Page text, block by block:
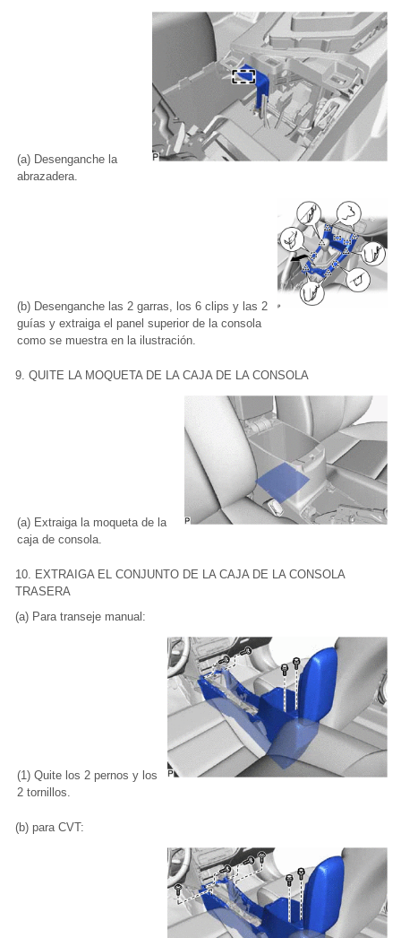
(a) Desenganche la
abrazadera.
(b) Desenganche las 2 garras, los 6 clips y las 2
guías y extraiga el panel superior de la consola
como se muestra en la ilustración.
9. QUITE LA MOQUETA DE LA CAJA DE LA CONSOLA
(a) Extraiga la moqueta de la
caja de consola.
10. EXTRAIGA EL CONJUNTO DE LA CAJA DE LA CONSOLA
TRASERA
(a) Para transeje manual:
(1) Quite los 2 pernos y los
2 tornillos.
(b) para CVT: